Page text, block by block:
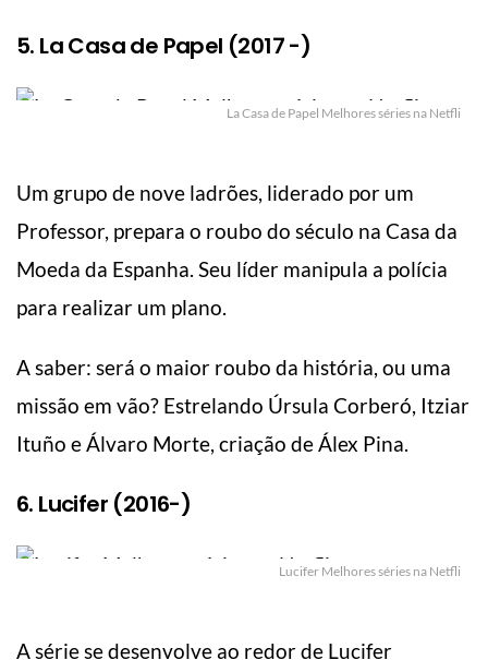
5. La Casa de Papel (2017 -)
La Casa de Papel Melhores séries na Netfli
Um grupo de nove ladrões, liderado por um
Professor, prepara o roubo do século na Casa da
Moeda da Espanha. Seu líder manipula a polícia
para realizar um plano.
A saber: será o maior roubo da história, ou uma
missão em vão? Estrelando Úrsula Corberó, Itziar
Ituño e Álvaro Morte, criação de Álex Pina.
6. Lucifer (2016-)
Lucifer Melhores séries na Netfli
A série se desenvolve ao redor de Lucifer